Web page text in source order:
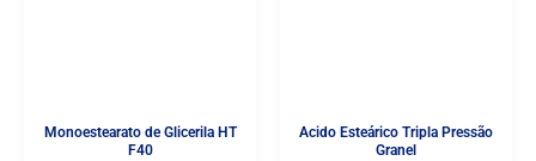
Monoestearato de Glicerila HT
F40
Acido Esteárico Tripla Pressão
Granel